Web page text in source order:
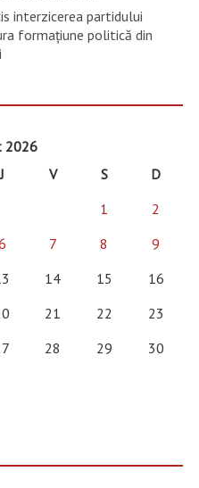
interzicerea partidului
formațiune politică din
2026
J V S
D
1
2
7 8
9
14 15
16
21 22
23
28 29
30